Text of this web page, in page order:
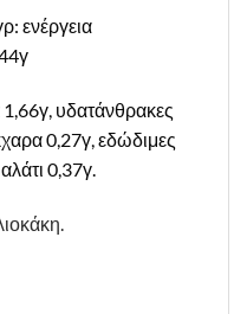
ενέργεια
υδατάνθρακες
0,27γ, εδώδιμες
0,37γ.